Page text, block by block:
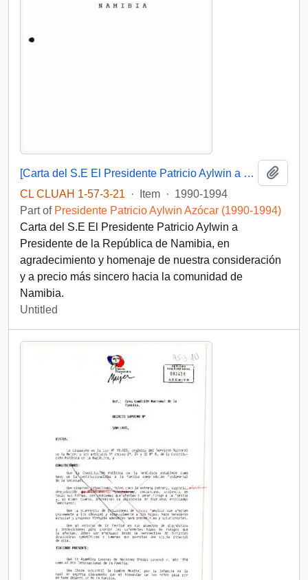
[Carta del S.E El Presidente Patricio Aylwin a Presidente de la República de Namibia]
CL CLUAH 1-57-3-21
· Item · 1990-1994
Part of Presidente Patricio Aylwin Azócar (1990-1994)
Carta del S.E El Presidente Patricio Aylwin a
Presidente de la República de Namibia, en
agradecimiento y homenaje de nuestra consideración
y a precio más sincero hacia la comunidad de
Namibia.
Untitled